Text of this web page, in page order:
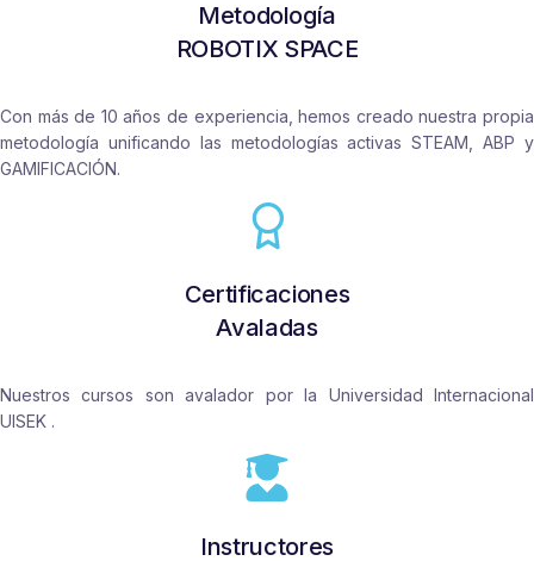
Metodología
ROBOTIX SPACE
Con más de 10 años de experiencia, hemos creado nuestra propia
metodología unificando las metodologías activas STEAM, ABP y
GAMIFICACIÓN.
Certificaciones
Avaladas
Nuestros cursos son avalador por la Universidad Internacional
UISEK .
Instructores